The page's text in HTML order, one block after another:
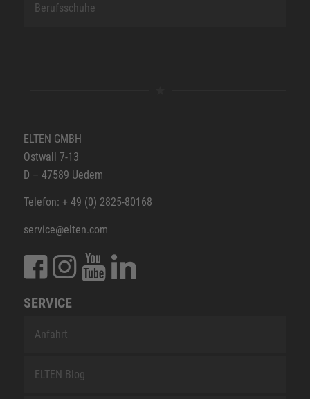
Berufsschuhe
ELTEN GMBH
Ostwall 7-13
D – 47589 Uedem
Telefon: + 49 (0) 2825-80168
service@elten.com
SERVICE
Anfahrt
ELTEN Blog